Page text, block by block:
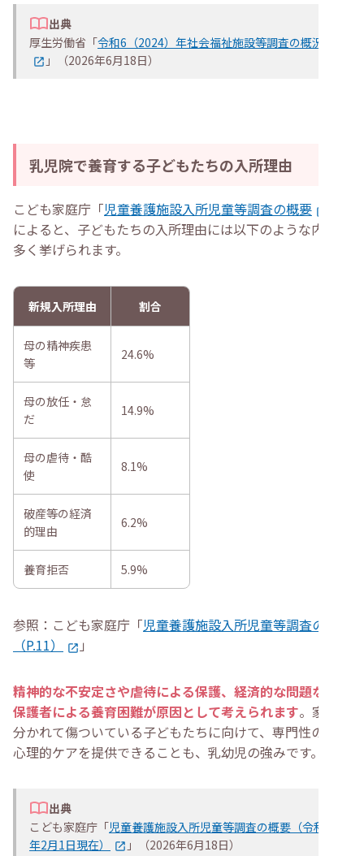
出典
厚生労働省「令和6（2024）年社会福祉施設等調査の概況
」（2026年6月18日）
乳児院で養育する子どもたちの入所理由
こども家庭庁「児童養護施設入所児童等調査の概要
によると、子どもたちの入所理由には以下のような内容が
多く挙げられます。
新規入所理由 割合
母の精神疾患
等
24.6%
母の放任・怠
だ
14.9%
母の虐待・酷
使
8.1%
破産等の経済
的理由
6.2%
養育拒否 5.9%
参照：こども家庭庁「児童養護施設入所児童等調査の概要
（P.11）
」
精神的な不安定さや虐待による保護、経済的な問題など、
保護者による養育困難が原因として考えられます。家族と
分かれて傷ついている子どもたちに向けて、専門性の高い
心理的ケアを提供できることも、乳幼児の強みです。
出典
こども家庭庁「児童養護施設入所児童等調査の概要（令和5
年2月1日現在）
」（2026年6月18日）